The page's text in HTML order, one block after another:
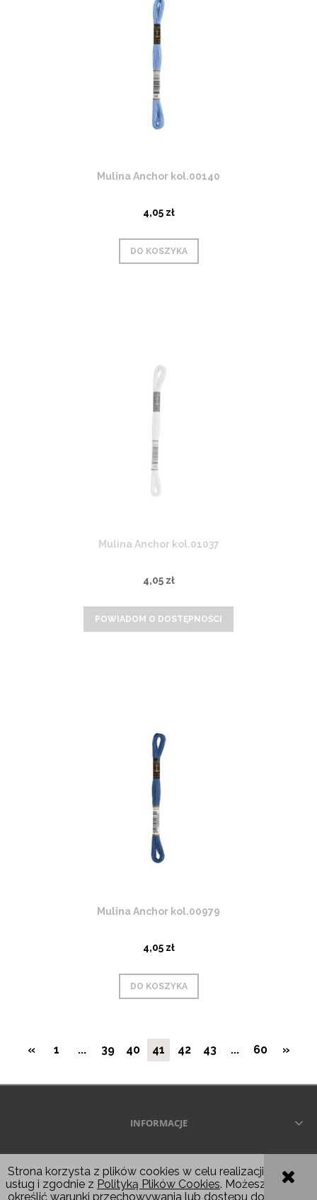
Strona korzysta z plików cookies w celu realizacji
usług i zgodnie z Polityką Plików Cookies. Możesz
określić warunki przechowywania lub dostępu do
Mulina Anchor kol.00140
4,05 zł
DO KOSZYKA
Mulina Anchor kol.01037
4,05 zł
POWIADOM O DOSTĘPNOŚCI
Mulina Anchor kol.00979
4,05 zł
DO KOSZYKA
« 1 ... 39 40 41 42 43 ... 60 »
INFORMACJE
POKAŻ PEŁNĄ WERSJĘ STRONY